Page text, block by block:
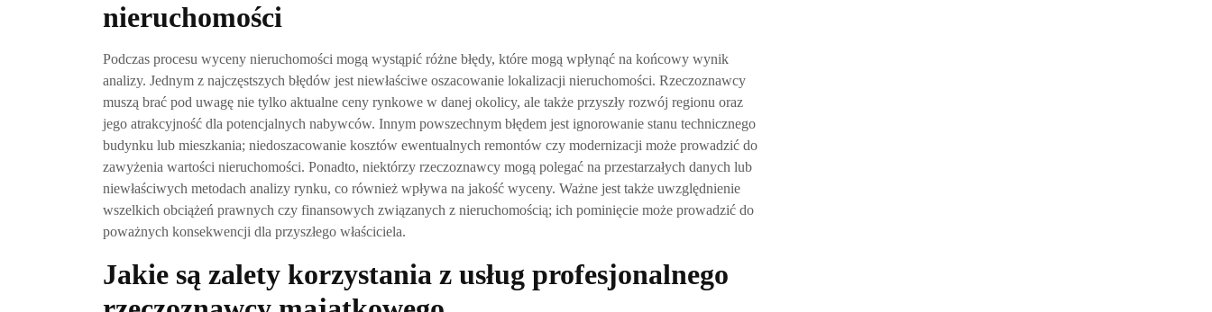
nieruchomości
Podczas procesu wyceny nieruchomości mogą wystąpić różne błędy, które mogą wpłynąć na końcowy wynik
analizy. Jednym z najczęstszych błędów jest niewłaściwe oszacowanie lokalizacji nieruchomości. Rzeczoznawcy
muszą brać pod uwagę nie tylko aktualne ceny rynkowe w danej okolicy, ale także przyszły rozwój regionu oraz
jego atrakcyjność dla potencjalnych nabywców. Innym powszechnym błędem jest ignorowanie stanu technicznego
budynku lub mieszkania; niedoszacowanie kosztów ewentualnych remontów czy modernizacji może prowadzić do
zawyżenia wartości nieruchomości. Ponadto, niektórzy rzeczoznawcy mogą polegać na przestarzałych danych lub
niewłaściwych metodach analizy rynku, co również wpływa na jakość wyceny. Ważne jest także uwzględnienie
wszelkich obciążeń prawnych czy finansowych związanych z nieruchomością; ich pominięcie może prowadzić do
poważnych konsekwencji dla przyszłego właściciela.
Jakie są zalety korzystania z usług profesjonalnego